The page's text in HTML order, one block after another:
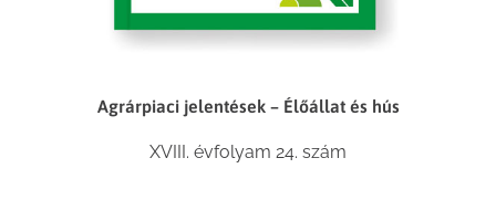
Agrárpiaci jelentések – Élőállat és hús
XVIII. évfolyam 24. szám